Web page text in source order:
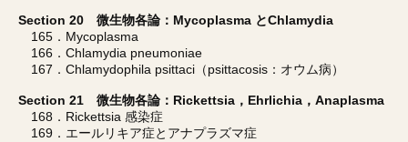
Section 20 微生物各論：Mycoplasma とChlamydia
165．Mycoplasma
166．Chlamydia pneumoniae
167．Chlamydophila psittaci（psittacosis：オウム病）
Section 21 微生物各論：Rickettsia，Ehrlichia，Anaplasma
168．Rickettsia 感染症
169．エールリキア症とアナプラズマ症